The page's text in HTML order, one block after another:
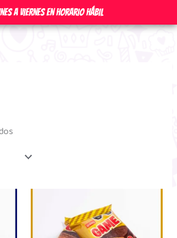
A VIERNES EN HORARIO HÁBIL